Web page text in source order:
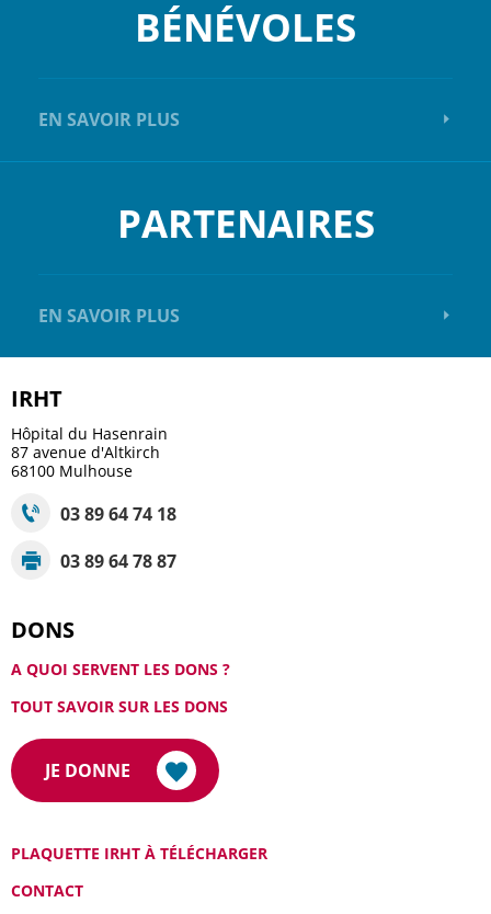
BÉNÉVOLES
EN SAVOIR PLUS
PARTENAIRES
EN SAVOIR PLUS
IRHT
Hôpital du Hasenrain
87 avenue d'Altkirch
68100 Mulhouse
03 89 64 74 18
03 89 64 78 87
DONS
A QUOI SERVENT LES DONS ?
TOUT SAVOIR SUR LES DONS
JE DONNE
PLAQUETTE IRHT À TÉLÉCHARGER
CONTACT